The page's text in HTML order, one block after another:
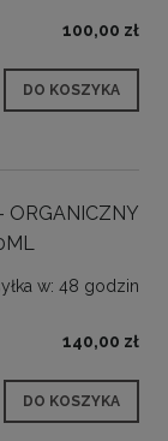
100,00 zł
DO KOSZYKA
ORGANICZNY
w: 48 godzin
140,00 zł
DO KOSZYKA